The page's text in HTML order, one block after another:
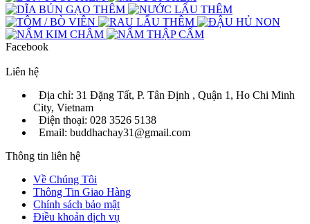
Facebook
Liên hệ
Địa chỉ: 31 Đặng Tất, P. Tân Định , Quận 1, Ho Chi Minh
City, Vietnam
Điện thoại: 028 3526 5138
Email: buddhachay31@gmail.com
Thông tin liên hệ
Về Chúng Tôi
Thông Tin Giao Hàng
Chính sách bảo mật
Điều khoản dịch vụ